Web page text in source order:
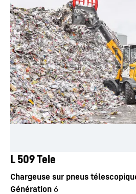
L 509 Tele
Chargeuse sur pneus
Génération 6